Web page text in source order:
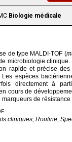
Biologie médicale
de type MALDI-TOF (
microbiologie
rapide et précise
espèces
directement à
cours de
de
cliniques, Routine,